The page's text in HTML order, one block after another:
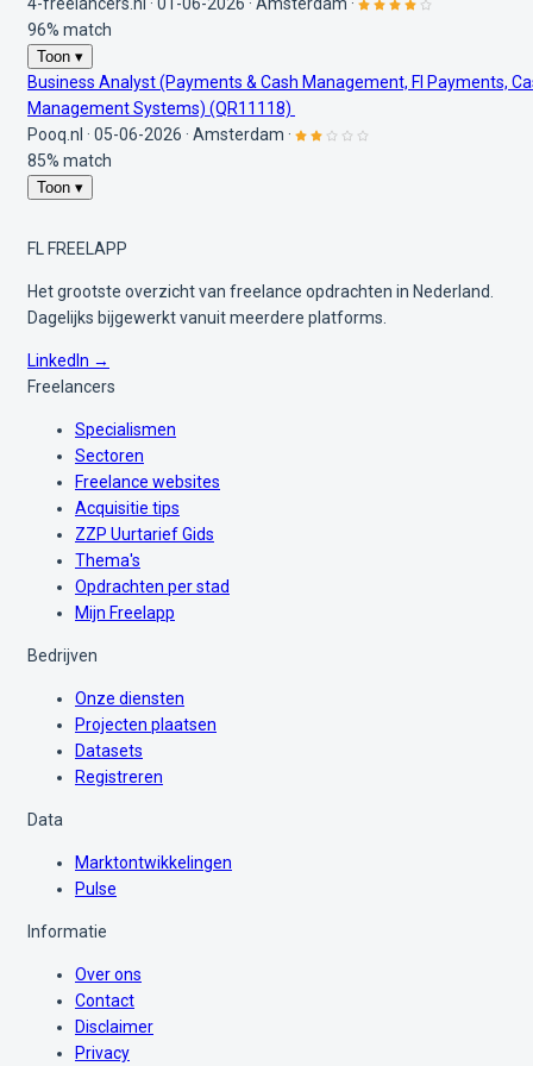
96% match
Toon ▾
Business Analyst (Payments & Cash Management, FI Payments,
Management Systems) (QR11118)
Pooq.nl · 05-06-2026 · Amsterdam ·
85% match
Toon ▾
FL FREELAPP
Het grootste overzicht van freelance opdrachten in Nederland.
Dagelijks bijgewerkt vanuit meerdere platforms.
LinkedIn →
Freelancers
Specialismen
Sectoren
Freelance websites
Acquisitie tips
ZZP Uurtarief Gids
Thema's
Opdrachten per stad
Mijn Freelapp
Bedrijven
Onze diensten
Projecten plaatsen
Datasets
Registreren
Data
Marktontwikkelingen
Pulse
Informatie
Over ons
Contact
Disclaimer
Privacy